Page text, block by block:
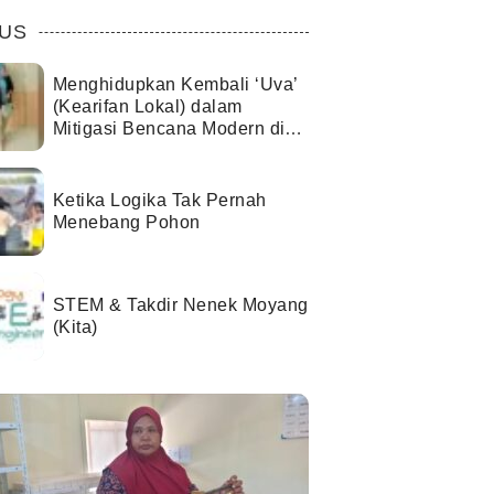
Menghidupkan Kembali ‘Uva’
(Kearifan Lokal) dalam
Mitigasi Bencana Modern di
Ketika Logika Tak Pernah
Menebang Pohon
STEM & Takdir Nenek Moyang
(Kita)